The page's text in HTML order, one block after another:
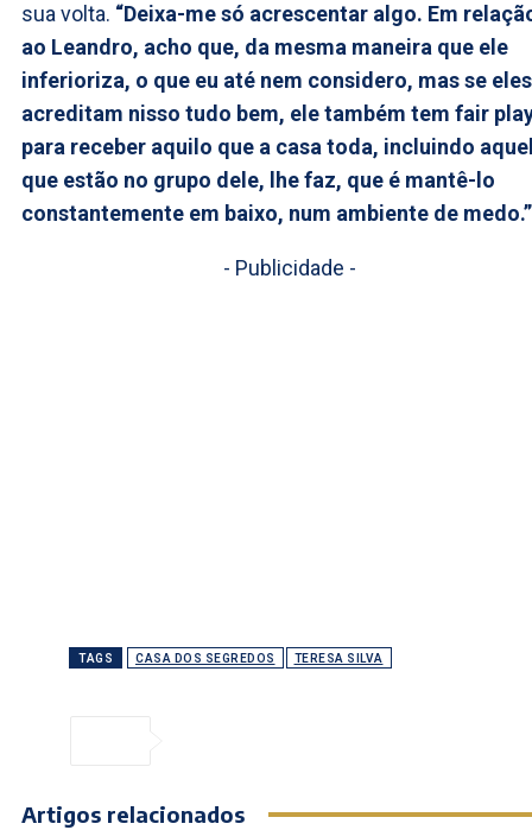
sua volta. “Deixa-me só acrescentar algo. Em
ao Leandro, acho que, da mesma maneira que ele
inferioriza, o que eu até nem considero, mas se eles
acreditam nisso tudo bem, ele também tem fair
para receber aquilo que a casa toda, incluindo
que estão no grupo dele, lhe faz, que é mantê-lo
constantemente em baixo, num ambiente de medo.”
- Publicidade -
TAGS CASA DOS SEGREDOS TERESA SILVA
Artigos relacionados